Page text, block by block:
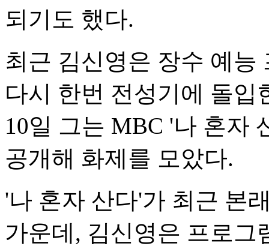
되기도 했다.
최근 김신영은 장수 예능
다시 한번 전성기에 돌입
10일 그는 MBC '나 혼자
공개해 화제를 모았다.
'나 혼자 산다'가 최근 본
가운데, 김신영은 프로그